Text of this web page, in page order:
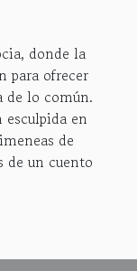
donde la
para ofrecer
de lo común.
en
de
de un cuento